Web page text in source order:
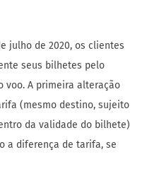
julho de 2020, os clientes
seus bilhetes pelo
voo. A primeira alteração
(mesmo destino, sujeito
da validade do bilhete)
a diferença de tarifa, se